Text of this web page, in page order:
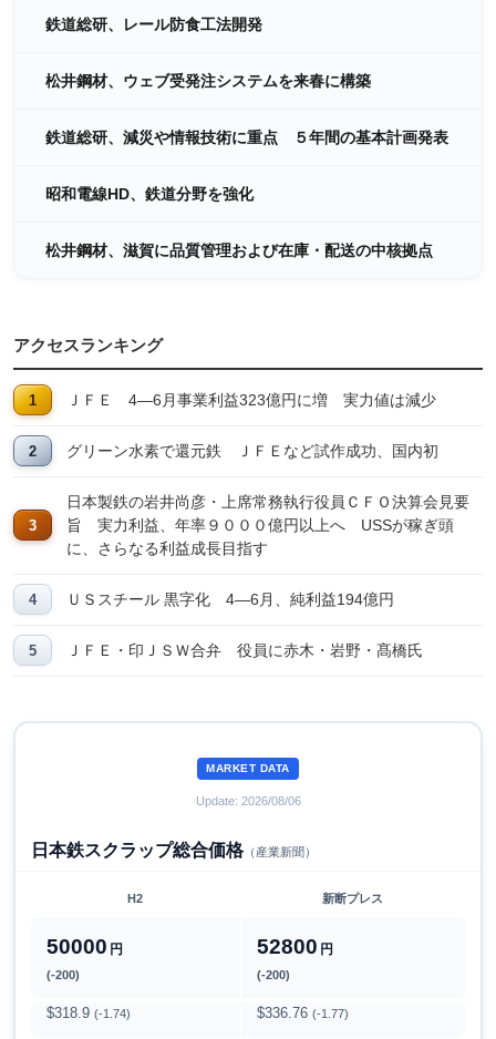
鉄道総研、レール防食工法開発
松井鋼材、ウェブ受発注システムを来春に構築
鉄道総研、減災や情報技術に重点 ５年間の基本計画発表
昭和電線HD、鉄道分野を強化
松井鋼材、滋賀に品質管理および在庫・配送の中核拠点
アクセスランキング
ＪＦＥ 4―6月事業利益323億円に増 実力値は減少
グリーン水素で還元鉄 ＪＦＥなど試作成功、国内初
日本製鉄の岩井尚彦・上席常務執行役員ＣＦＯ決算会見要
旨 実力利益、年率９０００億円以上へ USSが稼ぎ頭
に、さらなる利益成長目指す
ＵＳスチール 黒字化 4―6月、純利益194億円
ＪＦＥ・印ＪＳＷ合弁 役員に赤木・岩野・髙橋氏
MARKET DATA
Update: 2026/08/06
日本鉄スクラップ総合価格（産業新聞）
H2 新断プレス
50000 円
(-200)
52800 円
(-200)
$318.9 (-1.74) $336.76 (-1.77)